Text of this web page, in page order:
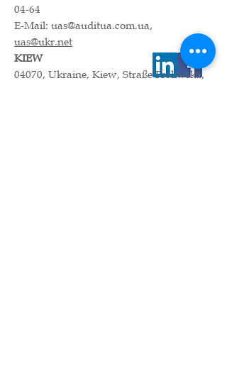
04-64
E-Mail: uas@auditua.com.ua,
uas@ukr.net
KIEW
04070, Ukraine, Kiew, Straße Froliwska,